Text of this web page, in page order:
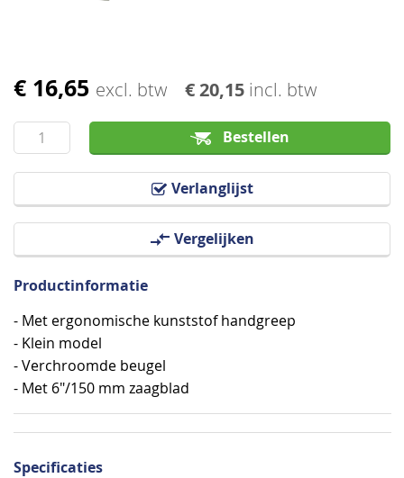
€ 16,65 excl. btw € 20,15 incl. btw
Bestellen
Verlanglijst
Vergelijken
Ga
het
begin
van
Productinformatie
- Met ergonomische kunststof handgreep
- Klein model
- Verchroomde beugel
- Met 6"/150 mm zaagblad
Specificaties